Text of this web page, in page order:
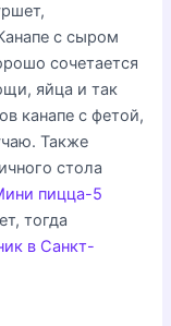
с сыром
сочетается
яйца и так
канапе с фетой,
Также
стола
пицца-5
тогда
в Санкт-